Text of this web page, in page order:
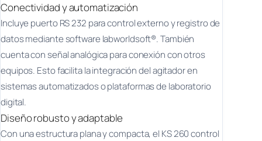
Conectividad y automatización
Incluye puerto RS 232 para control externo y registro de
datos mediante software labworldsoft®. También
cuenta con señal analógica para conexión con otros
equipos. Esto facilita la integración del agitador en
sistemas automatizados o plataformas de laboratorio
digital.
Diseño robusto y adaptable
Con una estructura plana y compacta, el KS 260 control